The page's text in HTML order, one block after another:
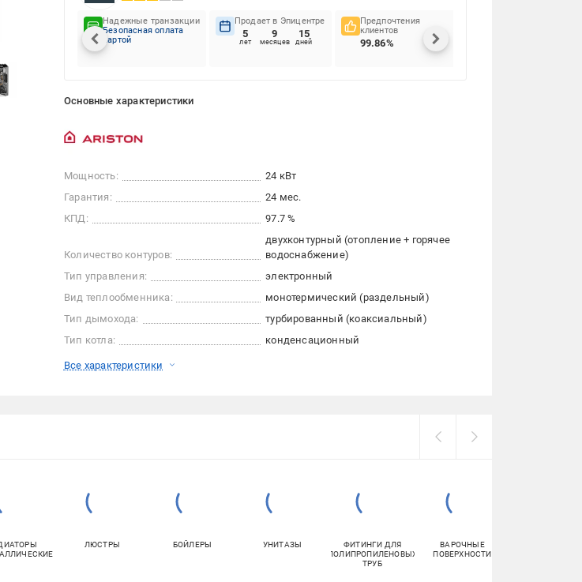
Надежные транзакции
Безопасная оплата
картой
Продает в Эпицентре
5
лет
9
месяцев
15
дней
Предпочтения
клиентов
99.86%
Основные характеристики
Мощность:
24 кВт
Гарантия:
24 мес.
КПД:
97.7 %
Количество контуров:
двухконтурный (отопление + горячее
водоснабжение)
Тип управления:
электронный
Вид теплообменника:
монотермический (раздельный)
Тип дымохода:
турбированный (коаксиальный)
Тип котла:
конденсационный
Все характеристики
ЛЮСТРЫ БОЙЛЕРЫ УНИТАЗЫ
ФИТИНГИ ДЛЯ
ПОЛИПРОПИЛЕНОВЫХ
ТРУБ
ВАРОЧНЫЕ
ПОВЕРХНОСТИ